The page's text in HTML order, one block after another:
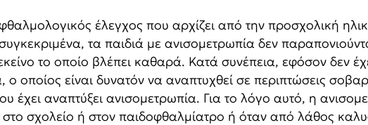
έλεγχος που αρχίζει από την προσχολική
τα παιδιά με ανισομετρωπία δεν
το οποίο βλέπει καθαρά. Κατά συνέπεια, εφόσον δεν
οποίος είναι δυνατόν να αναπτυχθεί σε περιπτώσεις
έχει αναπτύξει ανισομετρωπία. Για το λόγο αυτό, η
σχολείο ή στον παιδοφθαλμίατρο ή όταν από λάθος